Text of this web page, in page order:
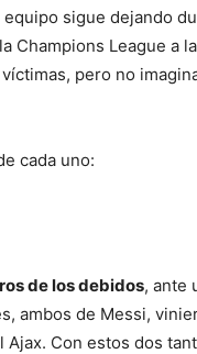
sigue dejando
League a
pero no
cada uno:
de los debidos, ante
ambos de Messi,
Con estos dos